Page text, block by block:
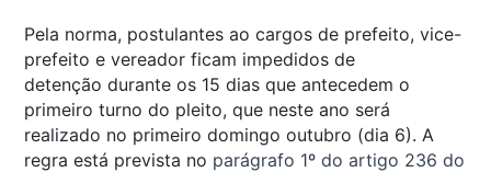
Pela norma, postulantes ao cargos de prefeito, vice-
prefeito e vereador ficam impedidos de
detenção durante os 15 dias que antecedem o
primeiro turno do pleito, que neste ano será
realizado no primeiro domingo outubro (dia 6). A
regra está prevista no parágrafo 1º do artigo 236 do